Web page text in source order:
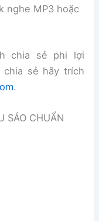
nghe MP3 hoặc
chia sẻ phi lợi
chia sẻ hãy trích
.
SÁO CHUẨN